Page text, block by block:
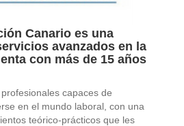
Canario es una
avanzados en la
con más de 15 años
capaces de
en el mundo laboral, con una
teórico-prácticos que les